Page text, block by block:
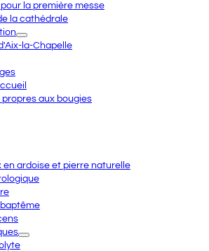
la première messe
la cathédrale
la-Chapelle
aux bougies
en ardoise et pierre naturelle